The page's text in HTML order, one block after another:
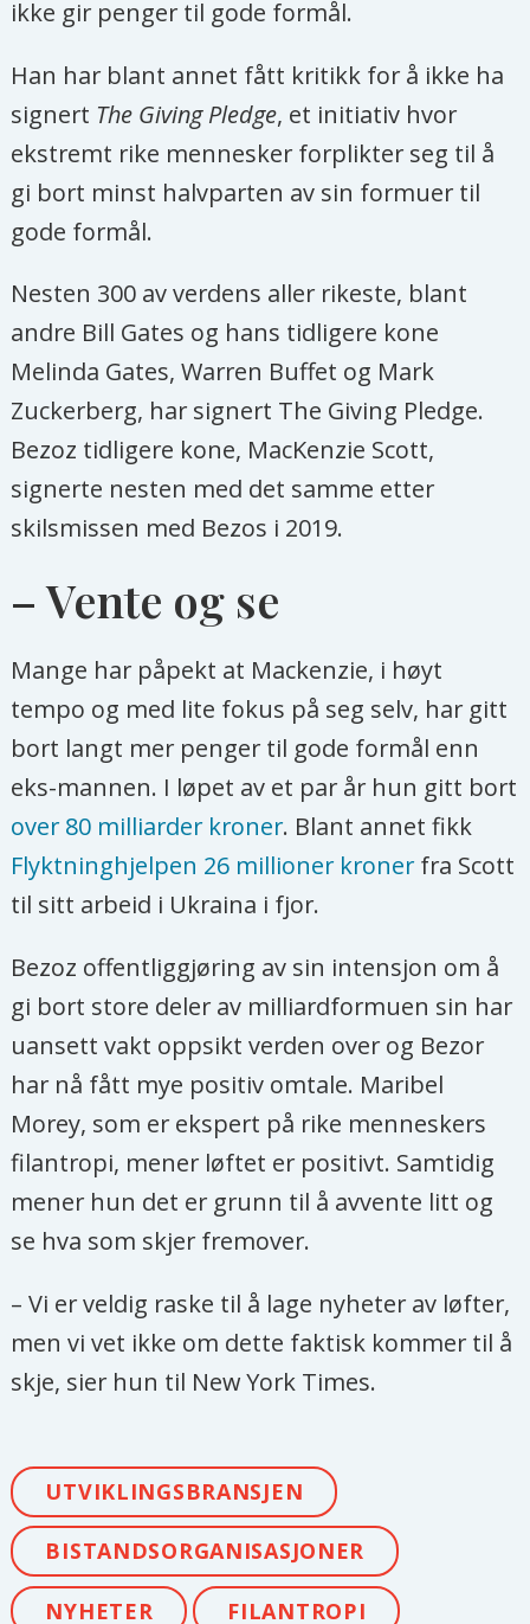
ikke gir penger til gode formål.
Han har blant annet fått kritikk for å ikke ha
signert The Giving Pledge, et initiativ hvor
ekstremt rike mennesker forplikter seg til å
gi bort minst halvparten av sin formuer til
gode formål.
Nesten 300 av verdens aller rikeste, blant
andre Bill Gates og hans tidligere kone
Melinda Gates, Warren Buffet og Mark
Zuckerberg, har signert The Giving Pledge.
Bezoz tidligere kone, MacKenzie Scott,
signerte nesten med det samme etter
skilsmissen med Bezos i 2019.
– Vente og se
Mange har påpekt at Mackenzie, i høyt
tempo og med lite fokus på seg selv, har gitt
bort langt mer penger til gode formål enn
eks-mannen. I løpet av et par år hun gitt bort
over 80 milliarder kroner. Blant annet fikk
Flyktninghjelpen 26 millioner kronerfra Scott
til sitt arbeid i Ukraina i fjor.
Bezoz offentliggjøring av sin intensjon om å
gi bort store deler av milliardformuen sin har
uansett vakt oppsikt verden over og Bezor
har nå fått mye positiv omtale. Maribel
Morey, som er ekspert på rike menneskers
filantropi, mener løftet er positivt. Samtidig
mener hun det er grunn til å avvente litt og
se hva som skjer fremover.
– Vi er veldig raske til å lage nyheter av løfter,
men vi vet ikke om dette faktisk kommer til å
skje, sier hun til New York Times.
UTVIKLINGSBRANSJEN
BISTANDSORGANISASJONER
NYHETER FILANTROPI